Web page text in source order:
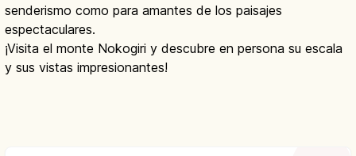
senderismo como para amantes de los paisajes
espectaculares.
¡Visita el monte Nokogiri y descubre en persona su escala
y sus vistas impresionantes!